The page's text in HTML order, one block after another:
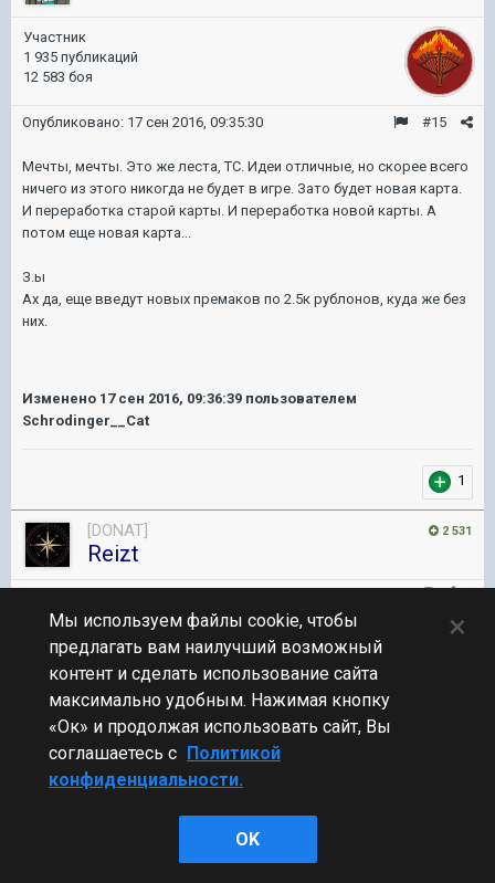
Участник
1 935 публикаций
12 583 боя
#15
Опубликовано: 17 сен 2016, 09:35:30
Мечты, мечты. Это же леста, ТС. Идеи отличные, но скорее всего
ничего из этого никогда не будет в игре. Зато будет новая карта.
И переработка старой карты. И переработка новой карты. А
потом еще новая карта...
З.ы
Ах да, еще введут новых премаков по 2.5к рублонов, куда же без
них.
Изменено 17 сен 2016, 09:36:39 пользователем
Schrodinger__Cat
1
2 531
[DONAT]
Reizt
3 720 публикаций
Опубликовано: 17 сен 2016, 09:37:09
А зачем все это? Кто хочет командной игры тот отрядом играет.
Меня как есть все устраивает. К чему все эти попытки заставить
игроков командно играть? Это просто игра для отдыха и все.
Мы используем файлы cookie, чтобы
предлагать вам наилучший возможный
контент и сделать использование сайта
максимально удобным. Нажимая кнопку
«Ок» и продолжая использовать сайт, Вы
соглашаетесь с Политикой
конфиденциальности.
OK
×